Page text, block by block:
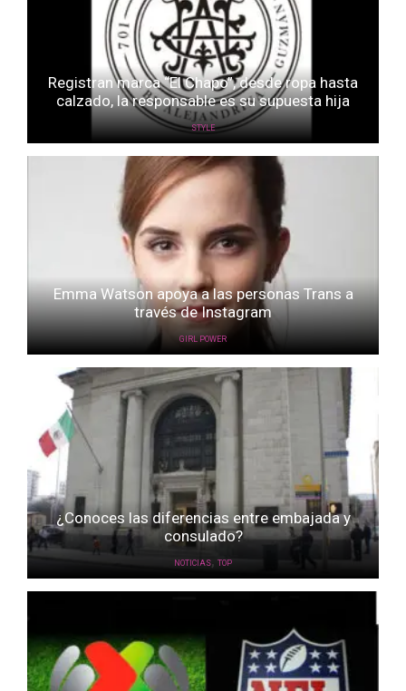
Registran marca “El Chapo”, desde ropa hasta
calzado, la responsable es su supuesta hija
STYLE
Emma Watson apoya a las personas Trans a
través de Instagram
GIRL POWER
¿Conoces las diferencias entre embajada y
consulado?
NOTICIAS, TOP